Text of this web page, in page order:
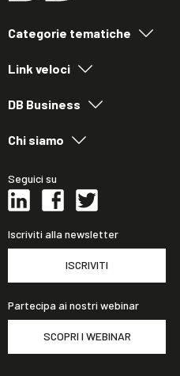
Categorie tematiche
Link veloci
DB Business
Chi siamo
Seguici su
Iscriviti alla newsletter
ISCRIVITI
Partecipa ai nostri webinar
SCOPRI I WEBINAR